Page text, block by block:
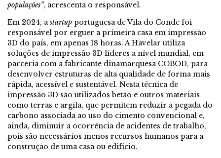
populações”, acrescenta o responsável.
Em 2024, astartup portuguesa de Vila do Conde foi
responsável por erguer a primeira casa em impressão
3D do país, em apenas 18 horas. A Havelar utiliza
soluções de impressão 3D líderes a nível mundial, em
parceria com a fabricante dinamarquesa COBOD, para
desenvolver estruturas de alta qualidade de forma mais
rápida, acessível e sustentável. Nesta técnica de
impressão 3D são utilizados betão e outros materiais
como terras e argila, que permitem reduzir a pegada do
carbono associada ao uso do cimento convencional e,
ainda, diminuir a ocorrência de acidentes de trabalho,
pois são necessários menos recursos humanos para a
construção de uma casa ou edifício.